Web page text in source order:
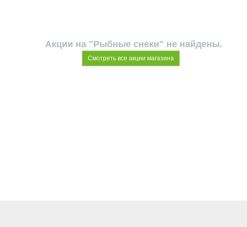
Акции на "Рыбные снеки" не найдены.
Смотреть все акции магазина